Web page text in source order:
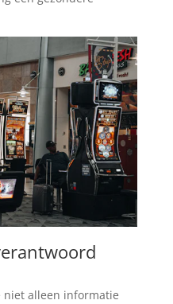
niet alleen informatie